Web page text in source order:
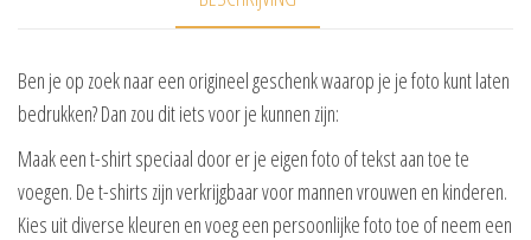
Ben je op zoek naar een origineel geschenk waarop je je foto kunt laten
bedrukken? Dan zou dit iets voor je kunnen zijn:
Maak een t-shirt speciaal door er je eigen foto of tekst aan toe te
voegen. De t-shirts zijn verkrijgbaar voor mannen vrouwen en kinderen.
Kies uit diverse kleuren en voeg een persoonlijke foto toe of neem een